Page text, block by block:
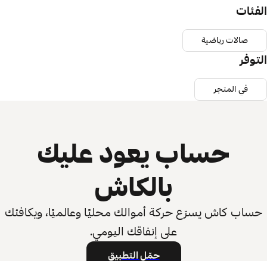
الفئات
صالات رياضية
التوفر
في المتجر
حساب يعود عليك
بالكاش
حساب كاش يسرّع حركة أموالك محليًا وعالميًا، ويكافئك
على إنفاقك اليومي.
حمّل التطبيق